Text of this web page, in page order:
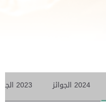
2024 الجوائز 2023 الجوائز